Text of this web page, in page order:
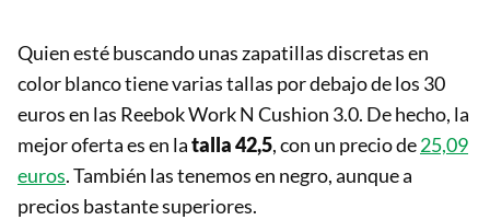
Quien esté buscando unas zapatillas discretas en
color blanco tiene varias tallas por debajo de los 30
euros en las Reebok Work N Cushion 3.0. De hecho, la
mejor oferta es en latalla 42,5, con un precio de25,09
euros. También las tenemos en negro, aunque a
precios bastante superiores.